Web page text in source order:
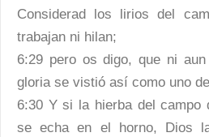
Considerad los lirios del
trabajan ni hilan;
6:29 pero os digo, que ni
gloria se vistió así como uno
6:30 Y si la hierba del campo
se echa en el horno, Dios